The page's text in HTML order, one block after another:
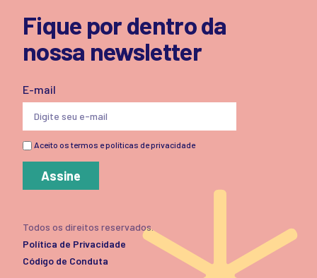
Fique por dentro da
nossa newsletter
E-mail
Aceito os termos e políticas de privacidade
Assine
Todos os direitos reservados.
Política de Privacidade
Código de Conduta